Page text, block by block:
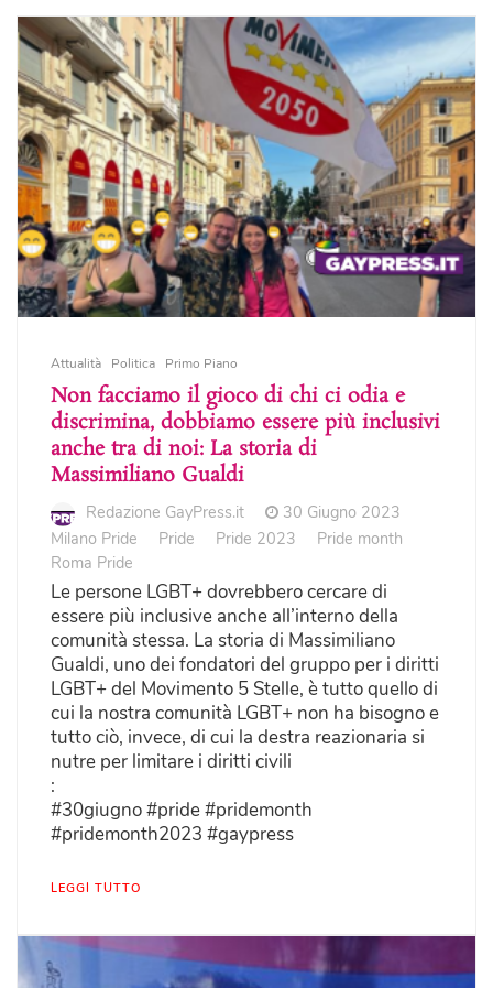
Attualità Politica Primo Piano
Non facciamo il gioco di chi ci odia e
discrimina, dobbiamo essere più inclusivi
anche tra di noi: La storia di
Massimiliano Gualdi
Redazione GayPress.it
30 Giugno 2023
Milano Pride
Pride Pride 2023
Pride month
Roma Pride
Le persone LGBT+ dovrebbero cercare di
essere più inclusive anche all’interno della
comunità stessa. La storia di Massimiliano
Gualdi, uno dei fondatori del gruppo per i diritti
LGBT+ del Movimento 5 Stelle, è tutto quello di
cui la nostra comunità LGBT+ non ha bisogno e
tutto ciò, invece, di cui la destra reazionaria si
nutre per limitare i diritti civili
:
#30giugno #pride #pridemonth
#pridemonth2023 #gaypress
LEGGI TUTTO